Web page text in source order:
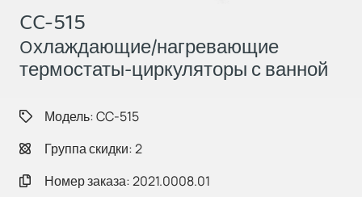
CC-515
Oхлаждающие/нагревающие
термостаты-циркуляторы с ванной
Модель: CC-515
Группа скидки: 2
Номер заказа: 2021.0008.01